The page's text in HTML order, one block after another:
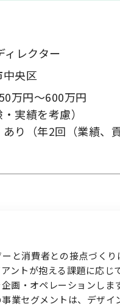
者の方へ お問い
ア
ア
ィレクター
央区
万円～600万円
・実績を考慮）
り（年2回（業績、
と消費者との接点づく
ントが抱える課題に応
画・オペレーションしま
業セグメントは、デザ